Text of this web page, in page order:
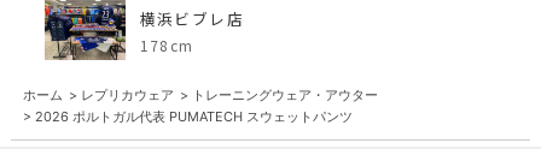
横浜ビブレ店
178cm
ホーム > レプリカウェア > トレーニングウェア・アウター
> 2026 ポルトガル代表 PUMATECH スウェットパンツ